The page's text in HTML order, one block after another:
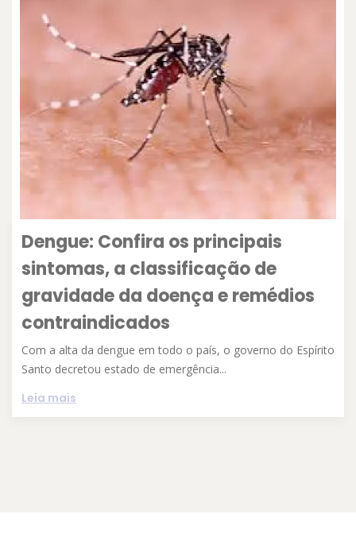
Dengue: Confira os principais
sintomas, a classificação de
gravidade da doença e remédios
contraindicados
Com a alta da dengue em todo o país, o governo do Espírito
Santo decretou estado de emergência...
Leia mais